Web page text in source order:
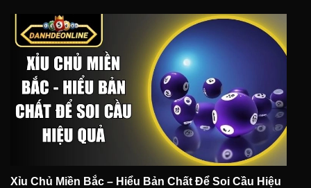
Xỉu Chủ Miền Bắc – Hiểu Bản Chất Để Soi Cầu Hiệu